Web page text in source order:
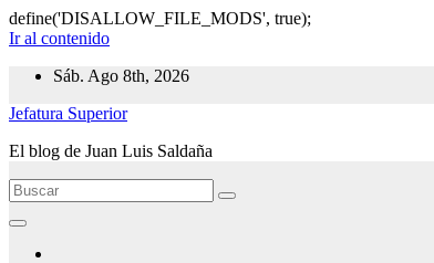
define('DISALLOW_FILE_MODS', true);
Ir al contenido
Sáb. Ago 8th, 2026
Jefatura Superior
El blog de Juan Luis Saldaña